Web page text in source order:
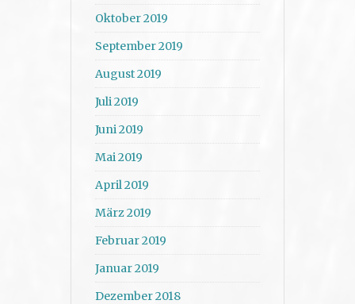
Oktober 2019
September 2019
August 2019
Juli 2019
Juni 2019
Mai 2019
April 2019
März 2019
Februar 2019
Januar 2019
Dezember 2018